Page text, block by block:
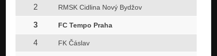
2 RMSK Cidlina Nový Bydžov
3 FC Tempo Praha
4 FK Čáslav